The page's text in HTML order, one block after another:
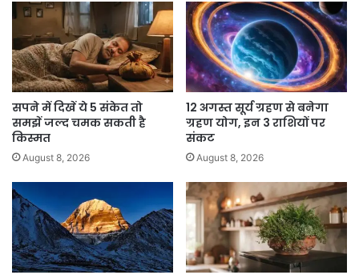
सपने में दिखें ये 5 संकेत तो
समझें जल्द चमक सकती है
किस्मत
August 8, 2026
12 अगस्त सूर्य ग्रहण से बनेगा
ग्रहण योग, इन 3 राशियों पर
संकट
August 8, 2026